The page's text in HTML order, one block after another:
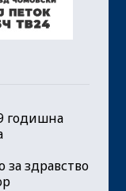
годишна
здравство